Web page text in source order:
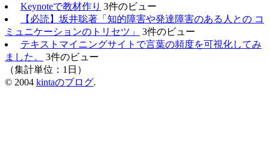
Keynoteで教材作り 3件のビュー
【必読】坂井聡著「知的障害や発達障害のある人との コ
ミュニケーションのトリセツ」
3件のビュー
テキストマイニングサイトで言葉の頻度を可視化してみ
ました。
3件のビュー
（集計単位：1日）
© 2004 kintaのブログ.